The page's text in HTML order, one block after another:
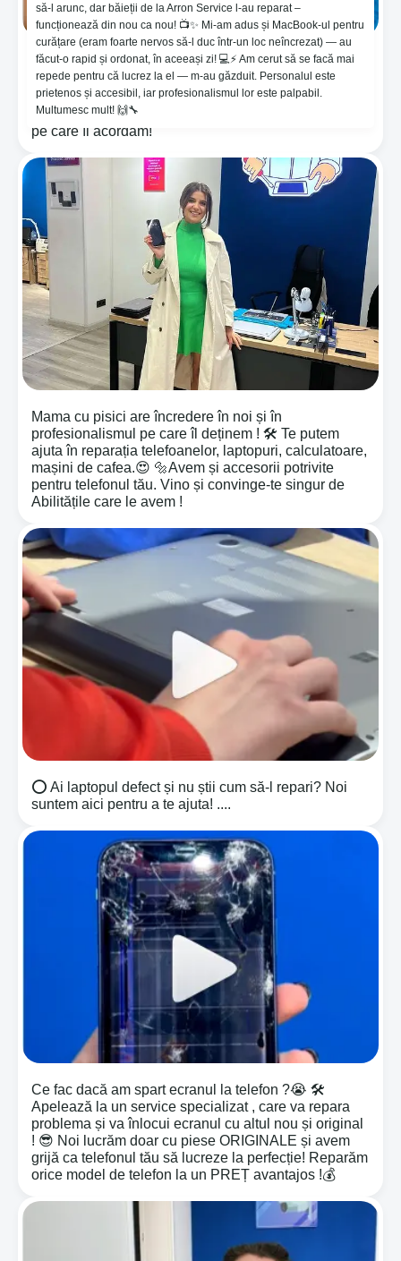
să-l arunc, dar băieții de la Arron Service l-au reparat –
funcționează din nou ca nou! 📺✨ Mi-am adus și MacBook-ul pentru
curățare (eram foarte nervos să-l duc într-un loc neîncrezat) — au
făcut-o rapid și ordonat, în aceeași zi! 💻⚡️ Am cerut să se facă mai
repede pentru că lucrez la el — m-au găzduit. Personalul este
prietenos și accesibil, iar profesionalismul lor este palpabil.
Multumesc mult! 🙌🔧
🔥Vino și aplică pelicula bronată pe bază de hidrogel
, ce ajută împotriva loviturilor și regenerează
zgârieturile !🤪 😱Îți oferim o garanție de 365 zile !
⚙️Noi purtăm răspundere pentru calitatea serviciului
pe care îl acordăm!
Mama cu pisici are încredere în noi și în
profesionalismul pe care îl deținem ! 🛠️ Te putem
ajuta în reparația telefoanelor, laptopuri, calculatoare,
mașini de cafea.😍 🔩Avem și accesorii potrivite
pentru telefonul tău. Vino și convinge-te singur de
Abilitățile care le avem !
⭕️ Ai laptopul defect și nu știi cum să-l repari? Noi
suntem aici pentru a te ajuta! ....
Ce fac dacă am spart ecranul la telefon ?😭 🛠️
Apelează la un service specializat , care va repara
problema și va înlocui ecranul cu altul nou și original
! 😎 Noi lucrăm doar cu piese ORIGINALE și avem
grijă ca telefonul tău să lucreze la perfecție! Reparăm
orice model de telefon la un PREȚ avantajos !💰